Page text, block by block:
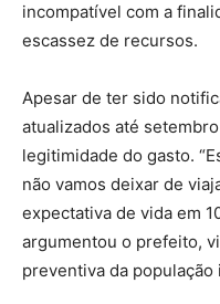
incompatível com a
escassez de recursos.
Apesar de ter sido
atualizados até
legitimidade do gasto.
não vamos deixar de
expectativa de vida em
argumentou o prefeito,
preventiva da população